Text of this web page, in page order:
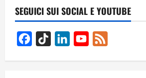
Palestinese
Mosab
Abu
Vince
il
Premio
Meta
SEGUICI SUI SOCIAL E YOUTUBE
Facebook
TikTok LinkedInYouTube